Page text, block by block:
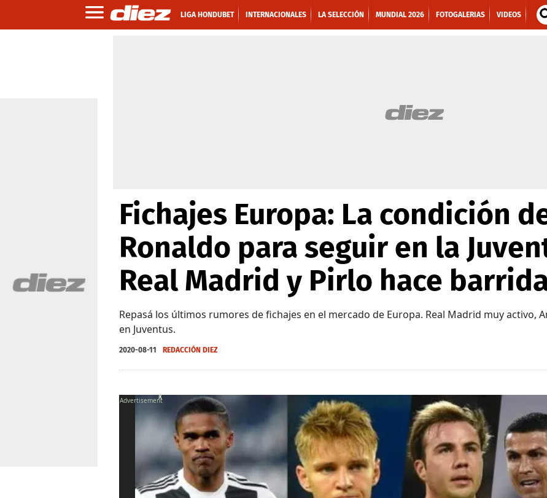
LIGA HONDUBET INTERNACIONALES LA SELECCIÓN MUNDIAL 2026 FOTOGALERIAS VIDEOS
Fichajes Europa: La condición
Ronaldo para seguir en la
Real Madrid y Pirlo hace
Repasá los últimos rumores de fichajes en el mercado de Europa. Real Madrid muy activo,
en Juventus.
2020-08-11 REDACCIÓN DIEZ
X